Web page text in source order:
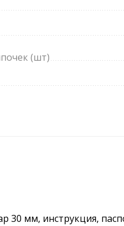
(шт)
30 мм, инструкция,